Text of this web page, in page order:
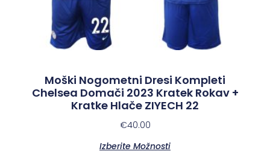
Moški Nogometni Dresi Kompleti
Chelsea Domači 2023 Kratek Rokav +
Kratke Hlače ZIYECH 22
€40.00
Izberite Možnosti